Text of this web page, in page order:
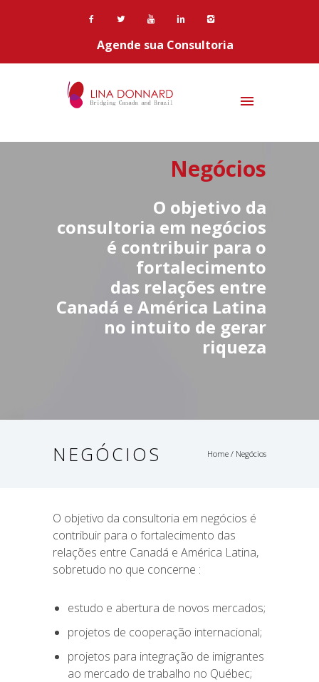
Agende sua Consultoria
Negócios
O objetivo da
consultoria em negócios
é contribuir para o
fortalecimento
das relações entre
Canadá e América Latina
no intuito de gerar
riqueza
NEGÓCIOS Home / Negócios
O objetivo da consultoria em negócios é
contribuir para o fortalecimento das
relações entre Canadá e América Latina,
sobretudo no que concerne :
estudo e abertura de novos mercados;
projetos de cooperação internacional;
projetos para integração de imigrantes
ao mercado de trabalho no Québec;